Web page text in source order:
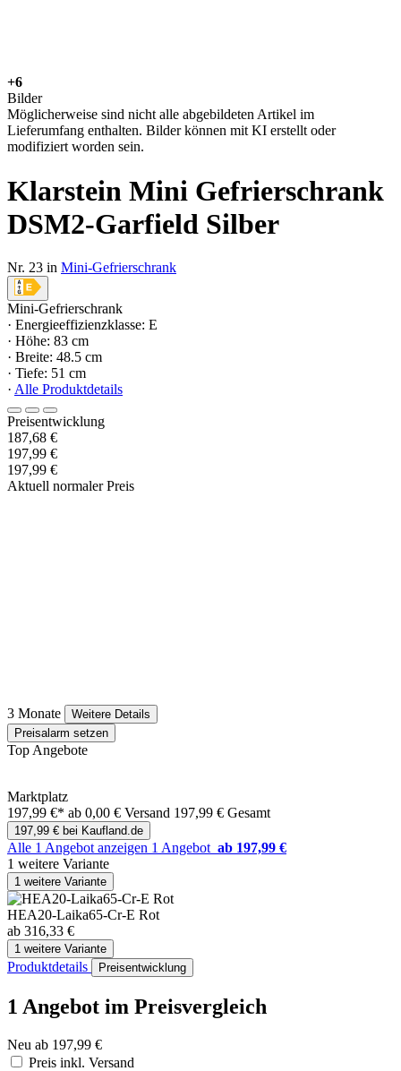
+6
Bilder
Möglicherweise sind nicht alle abgebildeten Artikel im
Lieferumfang enthalten. Bilder können mit KI erstellt oder
modifiziert worden sein.
Klarstein Mini Gefrierschrank
DSM2-Garfield Silber
Nr. 23 in Mini-Gefrierschrank
Mini-Gefrierschrank
· Energieeffizienzklasse: E
· Höhe: 83 cm
· Breite: 48.5 cm
· Tiefe: 51 cm
· Alle Produktdetails
Preisentwicklung
187,68 €
197,99 €
197,99 €
Aktuell normaler Preis
3 Monate
Weitere Details
Preisalarm setzen
Top Angebote
Marktplatz
197,99 €* ab 0,00 € Versand 197,99 € Gesamt
197,99 € bei Kaufland.de
Alle 1 Angebot anzeigen 1 Angebot ab 197,99 €
1 weitere Variante
1 weitere Variante
HEA20-Laika65-Cr-E Rot
ab 316,33 €
1 weitere Variante
Produktdetails Preisentwicklung
1 Angebot im Preisvergleich
Neu ab 197,99 €
Preis inkl. Versand